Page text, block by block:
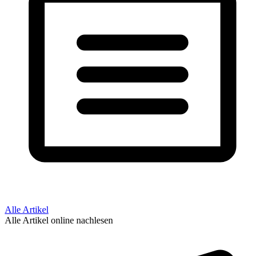
Alle Artikel
Alle Artikel online nachlesen